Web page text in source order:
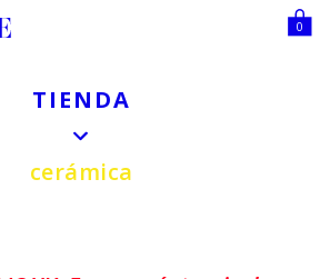
0
TIENDA
cerámica